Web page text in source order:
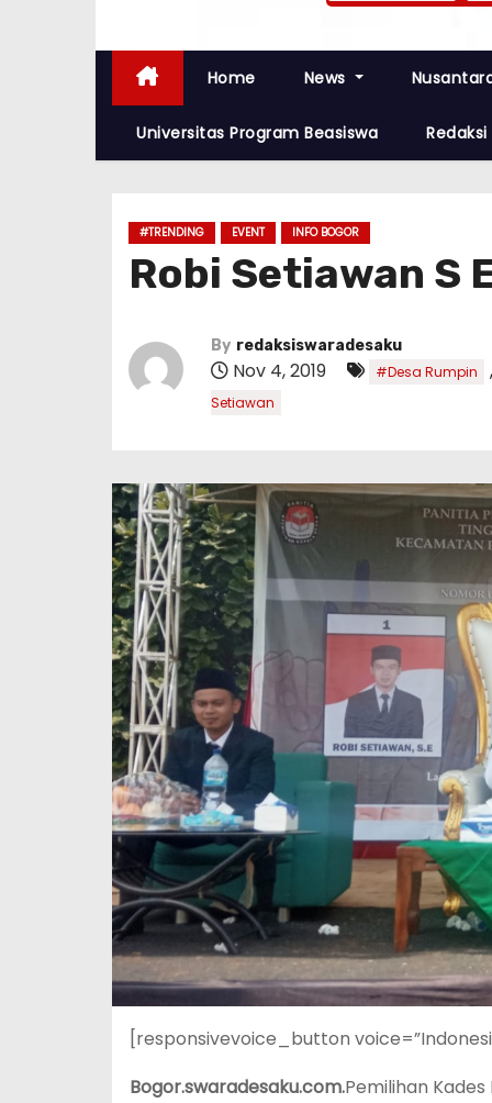
Home News
Universitas Program Beasiswa Redaksi
#TRENDING EVENT INFO BOGOR
Robi Setiawan S
By redaksiswaradesaku
Nov 4, 2019 #Desa Rumpin ,
Setiawan
[responsivevoice_button
Bogor.swaradesaku.com.Pemilihan